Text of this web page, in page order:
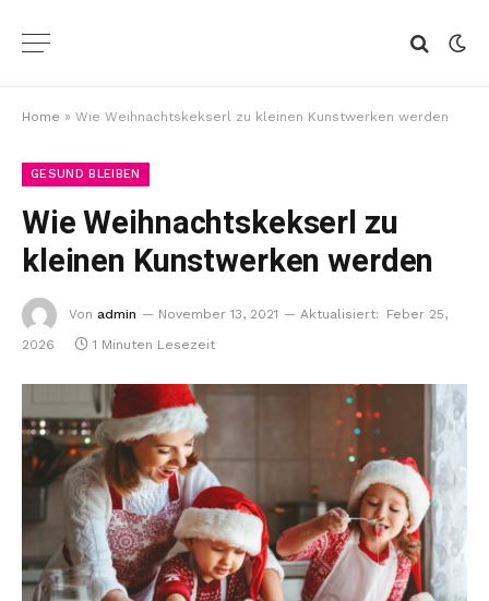
Home » Wie Weihnachtskekserl zu kleinen Kunstwerken werden
GESUND BLEIBEN
Wie Weihnachtskekserl zu
kleinen Kunstwerken werden
Von admin November 13, 2021 Aktualisiert:
Feber 25,
2026
1 Minuten Lesezeit